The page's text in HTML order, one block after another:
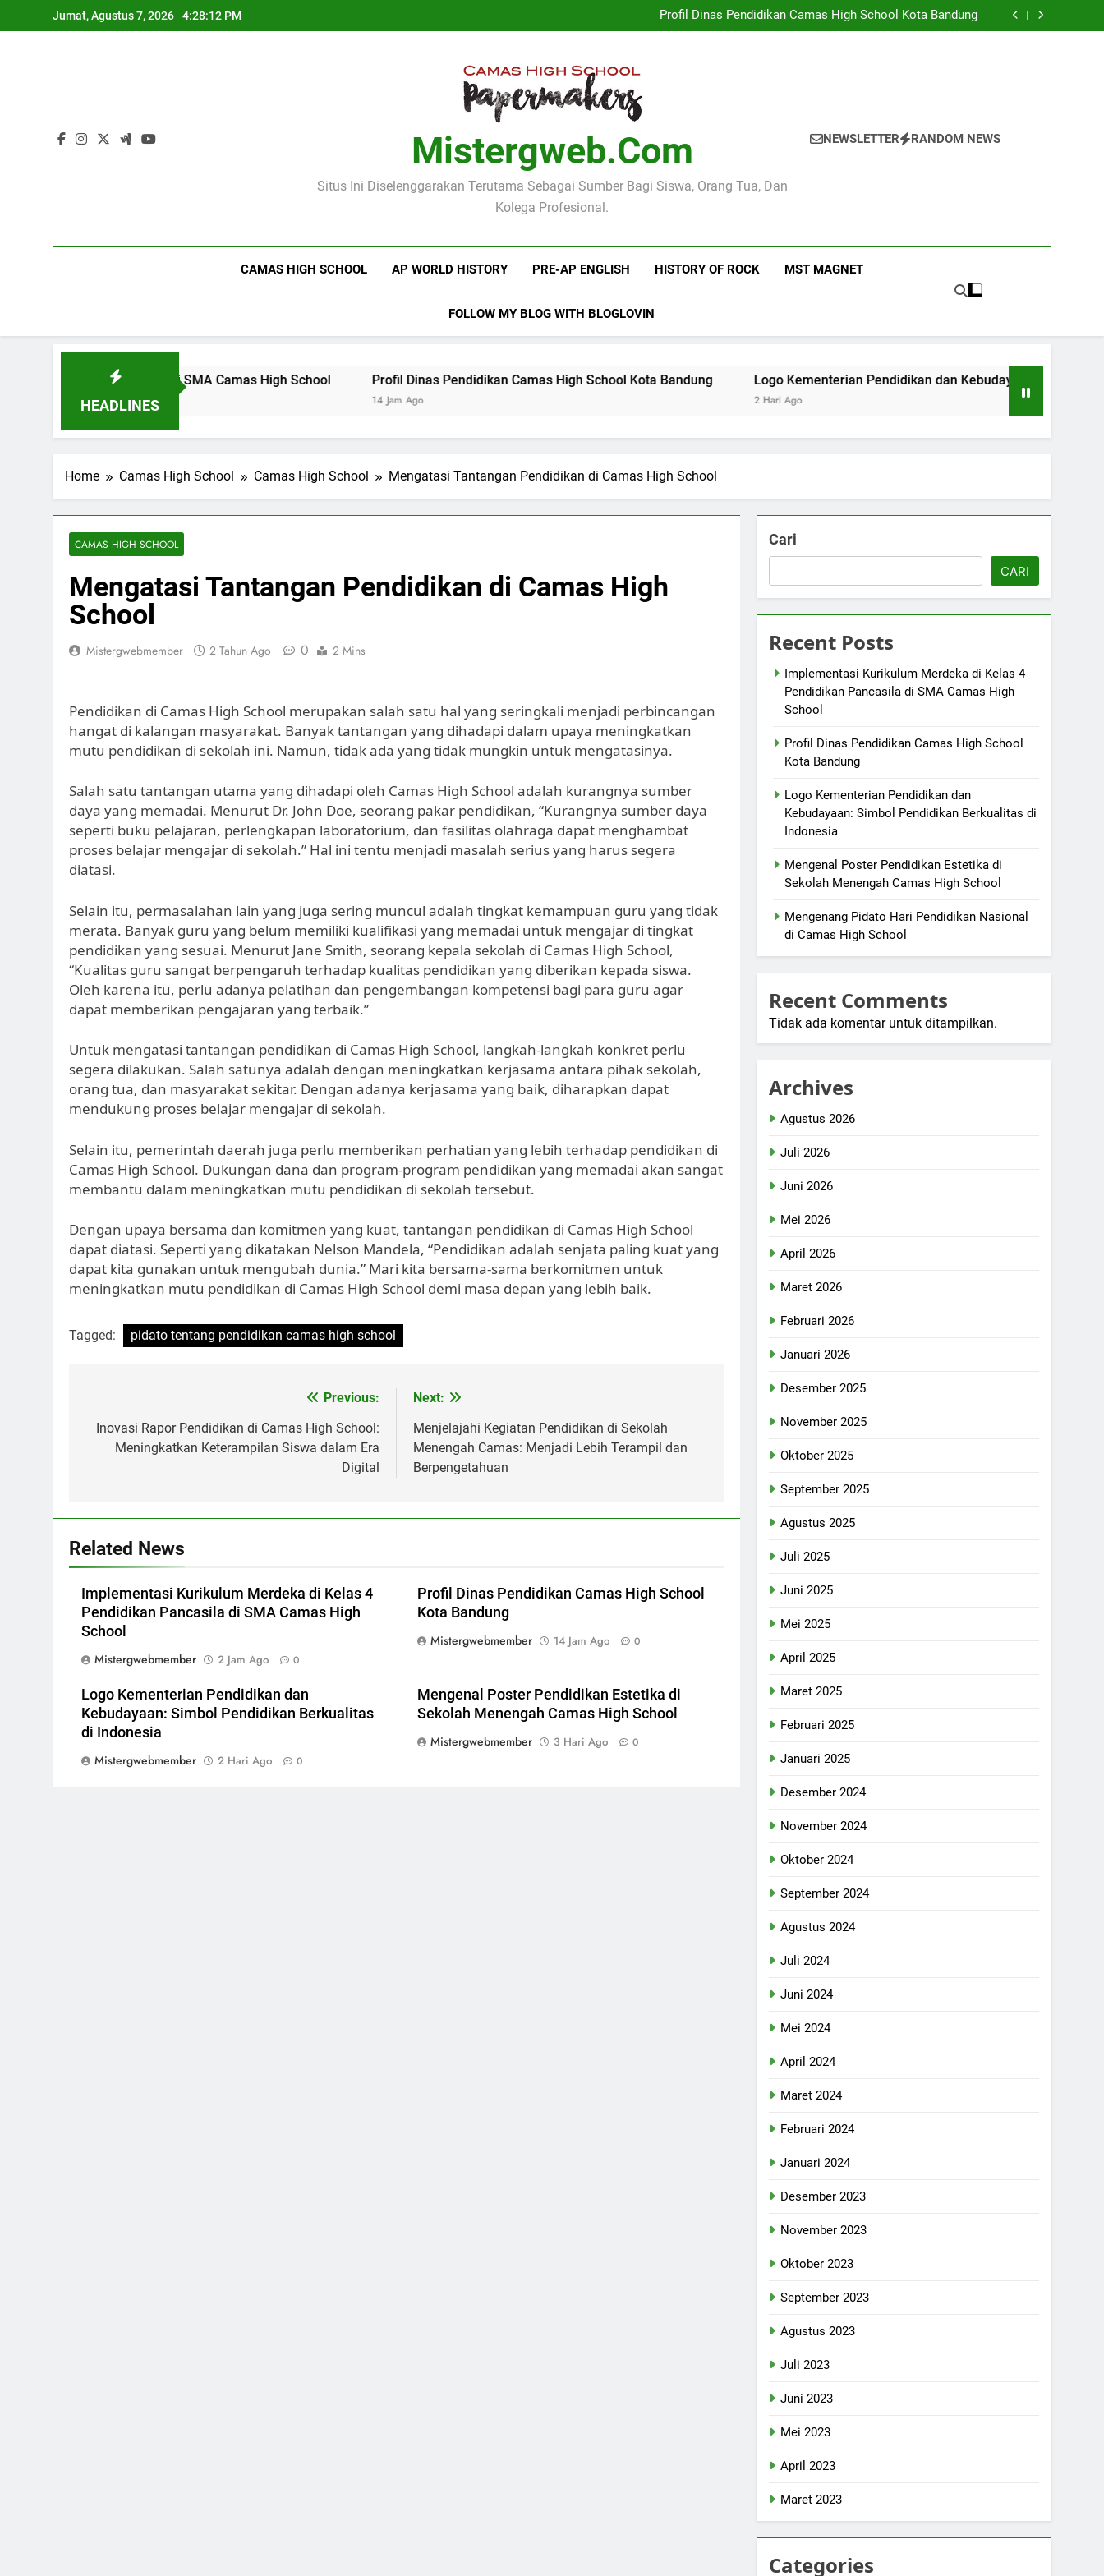
to
Jumat, Agustus 7, 2026 4:28:13 PM
Camas High School
Profil Dinas Pendidikan Camas High School Kota Bandung
Logo Kementerian Pendidikan dan Kebudayaan: Simbol Pendidikan
Logo Kementerian Pendidikan dan Kebudayaan: Simbol Pendidikan
Mengenal Poster Pendidikan Estetika di Sekolah Menengah Camas High
Mistergweb.com
Situs Ini Diselenggarakan Terutama Sebagai Sumber Bagi Siswa, Orang Tua, Dan
Kolega Profesional.
NEWSLETTER RANDOM NEWS
CAMAS HIGH SCHOOL AP WORLD HISTORY PRE-AP ENGLISH HISTORY OF ROCK MST MAGNET
FOLLOW MY BLOG WITH BLOGLOVIN
HEADLINES
Pancasila di SMA Camas High School Profil Dinas Pendidikan Camas High School Kota Bandung Logo Kementerian Pendidikan dan Kebudayaan: Simbol Pendidikan
Home Camas High School Camas High School Mengatasi Tantangan Pendidikan di Camas High School
CAMAS HIGH SCHOOL
Mengatasi Tantangan Pendidikan di Camas High
School
Mistergwebmember 2 Tahun Ago 0 2 Mins
Pendidikan di Camas High School merupakan salah satu hal yang seringkali menjadi perbincangan
hangat di kalangan masyarakat. Banyak tantangan yang dihadapi dalam upaya meningkatkan
mutu pendidikan di sekolah ini. Namun, tidak ada yang tidak mungkin untuk mengatasinya.
Salah satu tantangan utama yang dihadapi oleh Camas High School adalah kurangnya sumber
daya yang memadai. Menurut Dr. John Doe, seorang pakar pendidikan, “Kurangnya sumber daya
seperti buku pelajaran, perlengkapan laboratorium, dan fasilitas olahraga dapat menghambat
proses belajar mengajar di sekolah.” Hal ini tentu menjadi masalah serius yang harus segera
diatasi.
Selain itu, permasalahan lain yang juga sering muncul adalah tingkat kemampuan guru yang tidak
merata. Banyak guru yang belum memiliki kualifikasi yang memadai untuk mengajar di tingkat
pendidikan yang sesuai. Menurut Jane Smith, seorang kepala sekolah di Camas High School,
“Kualitas guru sangat berpengaruh terhadap kualitas pendidikan yang diberikan kepada siswa.
Oleh karena itu, perlu adanya pelatihan dan pengembangan kompetensi bagi para guru agar
dapat memberikan pengajaran yang terbaik.”
Untuk mengatasi tantangan pendidikan di Camas High School, langkah-langkah konkret perlu
segera dilakukan. Salah satunya adalah dengan meningkatkan kerjasama antara pihak sekolah,
orang tua, dan masyarakat sekitar. Dengan adanya kerjasama yang baik, diharapkan dapat
mendukung proses belajar mengajar di sekolah.
Selain itu, pemerintah daerah juga perlu memberikan perhatian yang lebih terhadap pendidikan di
Camas High School. Dukungan dana dan program-program pendidikan yang memadai akan sangat
membantu dalam meningkatkan mutu pendidikan di sekolah tersebut.
Dengan upaya bersama dan komitmen yang kuat, tantangan pendidikan di Camas High School
dapat diatasi. Seperti yang dikatakan Nelson Mandela, “Pendidikan adalah senjata paling kuat yang
dapat kita gunakan untuk mengubah dunia.” Mari kita bersama-sama berkomitmen untuk
meningkatkan mutu pendidikan di Camas High School demi masa depan yang lebih baik.
Tagged: pidato tentang pendidikan camas high school
pos
Previous:
Inovasi Rapor Pendidikan di Camas High School:
Meningkatkan Keterampilan Siswa dalam Era
Digital
Next:
Menjelajahi Kegiatan Pendidikan di Sekolah
Menengah Camas: Menjadi Lebih Terampil dan
Berpengetahuan
Related News
Implementasi Kurikulum Merdeka di Kelas 4
Pendidikan Pancasila di SMA Camas High
School
Mistergwebmember
2 Jam Ago 0
Profil Dinas Pendidikan Camas High School
Kota Bandung
Mistergwebmember
14 Jam Ago 0
Logo Kementerian Pendidikan dan
Kebudayaan: Simbol Pendidikan Berkualitas
di Indonesia
Mistergwebmember
2 Hari Ago 0
Mengenal Poster Pendidikan Estetika di
Sekolah Menengah Camas High School
Mistergwebmember
3 Hari Ago 0
Cari
CARI
Recent Posts
Implementasi Kurikulum Merdeka di Kelas 4
Pendidikan Pancasila di SMA Camas High
School
Profil Dinas Pendidikan Camas High School
Kota Bandung
Logo Kementerian Pendidikan dan
Kebudayaan: Simbol Pendidikan Berkualitas di
Indonesia
Mengenal Poster Pendidikan Estetika di
Sekolah Menengah Camas High School
Mengenang Pidato Hari Pendidikan Nasional
di Camas High School
Recent Comments
Tidak ada komentar untuk ditampilkan.
Archives
Agustus 2026
Juli 2026
Juni 2026
Mei 2026
April 2026
Maret 2026
Februari 2026
Januari 2026
Desember 2025
November 2025
Oktober 2025
September 2025
Agustus 2025
Juli 2025
Juni 2025
Mei 2025
April 2025
Maret 2025
Februari 2025
Januari 2025
Desember 2024
November 2024
Oktober 2024
September 2024
Agustus 2024
Juli 2024
Juni 2024
Mei 2024
April 2024
Maret 2024
Februari 2024
Januari 2024
Desember 2023
November 2023
Oktober 2023
September 2023
Agustus 2023
Juli 2023
Juni 2023
Mei 2023
April 2023
Maret 2023
Categories